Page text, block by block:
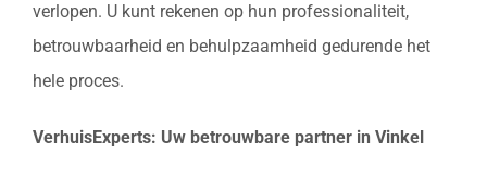
verlopen. U kunt rekenen op hun professionaliteit,
betrouwbaarheid en behulpzaamheid gedurende het
hele proces.
VerhuisExperts: Uw betrouwbare partner in Vinkel